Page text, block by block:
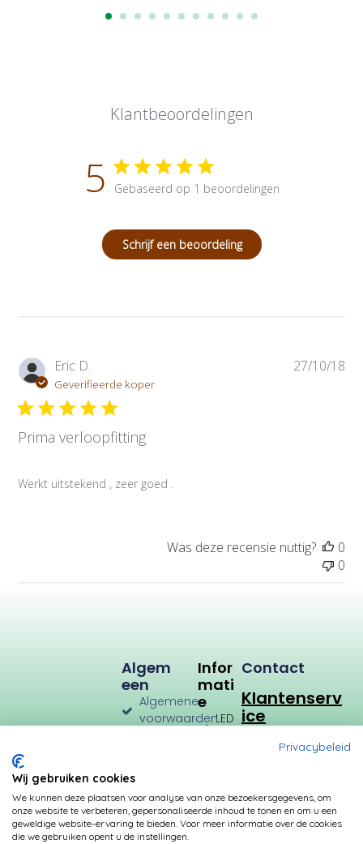
Klantbeoordelingen
5 Gebaseerd op 1 beoordelingen
Schrijf een beoordeling
Eric D.
Geverifieerde koper
Prima verloopfitting
Werkt uitstekend , zeer goed .
P
d
a
27/10/18
Was deze recensie nuttig?
0
0
Infor
Mati
E
LED
Verbruik
Kleurtemperatuur
Algem
Een
Algemene
voorwaarden
Privacybeleid
Betalingsmogelijkheden
Contact
Klantenserv
ice
Privacybeleid
Wij gebruiken cookies
We kunnen deze plaatsen voor analyse van onze bezoekersgegevens, om
onze website te verbeteren, gepersonaliseerde inhoud te tonen en om u een
geweldige website-ervaring te bieden. Voor meer informatie over de cookies
die we gebruiken opent u de instellingen.